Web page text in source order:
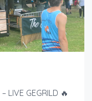
LIVE GEGRILD 🔥